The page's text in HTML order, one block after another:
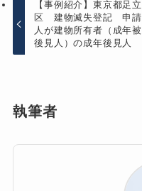
【事例紹介】東京都足立
区 建物滅失登記 申請
人が建物所有者（成年被
後見人）の成年後見人
執筆者